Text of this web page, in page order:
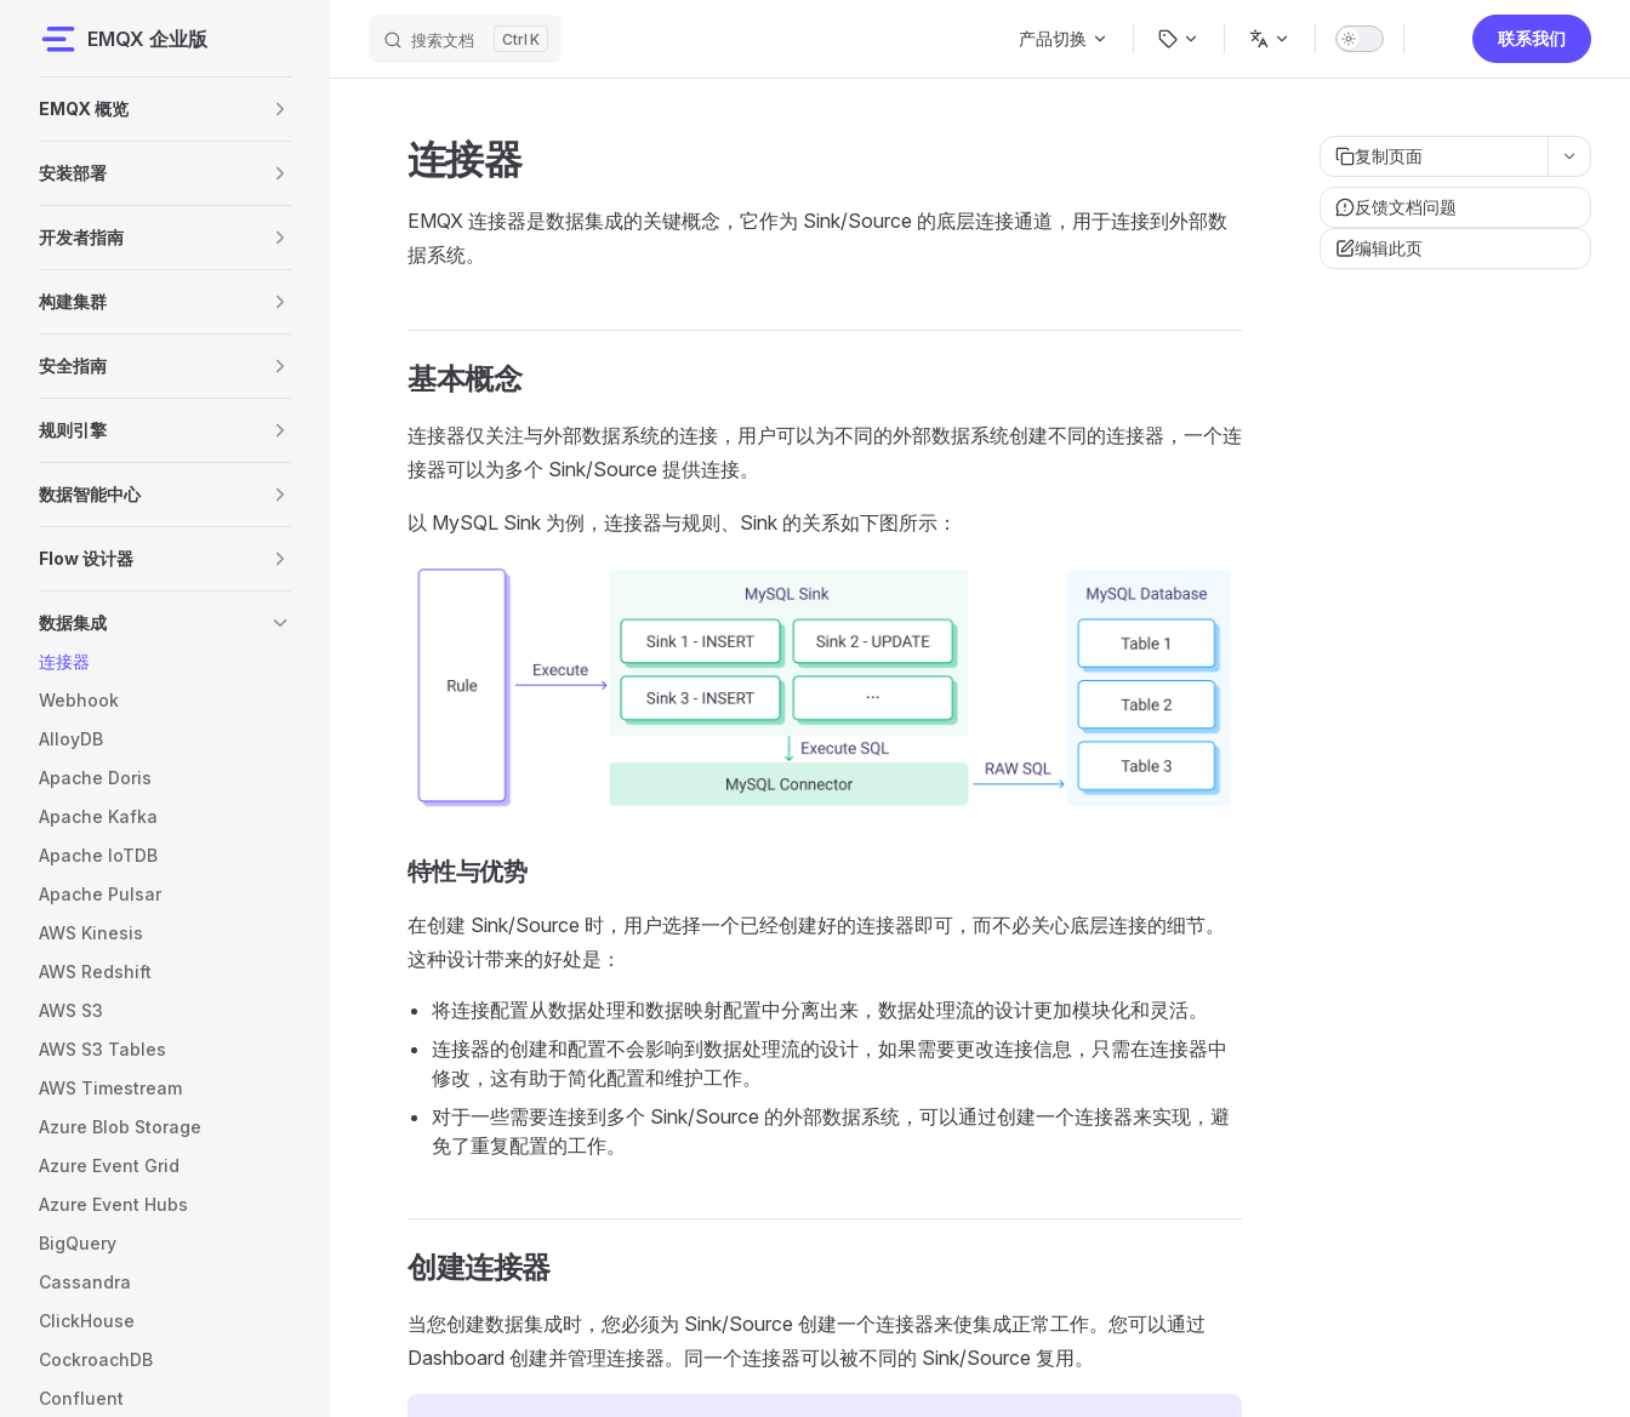
Skip to content
EMQX 企业版 搜索文档 K 产品切换 联系我们
EMQX 概览
安装部署
开发者指南
构建集群
安全指南
规则引擎
数据智能中心
Flow 设计器
数据集成
连接器
Webhook
AlloyDB
Apache Doris
Apache Kafka
Apache IoTDB
Apache Pulsar
AWS Kinesis
AWS Redshift
AWS S3
AWS S3 Tables
AWS Timestream
Azure Blob Storage
Azure Event Grid
Azure Event Hubs
BigQuery
Cassandra
ClickHouse
CockroachDB
Confluent
复制页面
反馈文档问题
编辑此页
连接器
EMQX 连接器是数据集成的关键概念，它作为 Sink/Source 的底层连接通道，用于连接到外部数
据系统。
基本概念
连接器仅关注与外部数据系统的连接，用户可以为不同的外部数据系统创建不同的连接器，一个连
接器可以为多个 Sink/Source 提供连接。
以 MySQL Sink 为例，连接器与规则、Sink 的关系如下图所示：
特性与优势
在创建 Sink/Source 时，用户选择一个已经创建好的连接器即可，而不必关心底层连接的细节。
这种设计带来的好处是：
将连接配置从数据处理和数据映射配置中分离出来，数据处理流的设计更加模块化和灵活。
连接器的创建和配置不会影响到数据处理流的设计，如果需要更改连接信息，只需在连接器中
修改，这有助于简化配置和维护工作。
对于一些需要连接到多个 Sink/Source 的外部数据系统，可以通过创建一个连接器来实现，避
免了重复配置的工作。
创建连接器
当您创建数据集成时，您必须为 Sink/Source 创建一个连接器来使集成正常工作。您可以通过
Dashboard 创建并管理连接器。同一个连接器可以被不同的 Sink/Source 复用。